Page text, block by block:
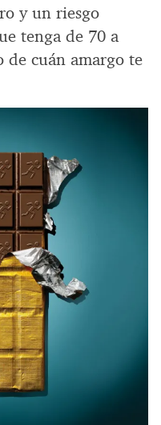
y un riesgo
tenga de 70 a
de cuán amargo te